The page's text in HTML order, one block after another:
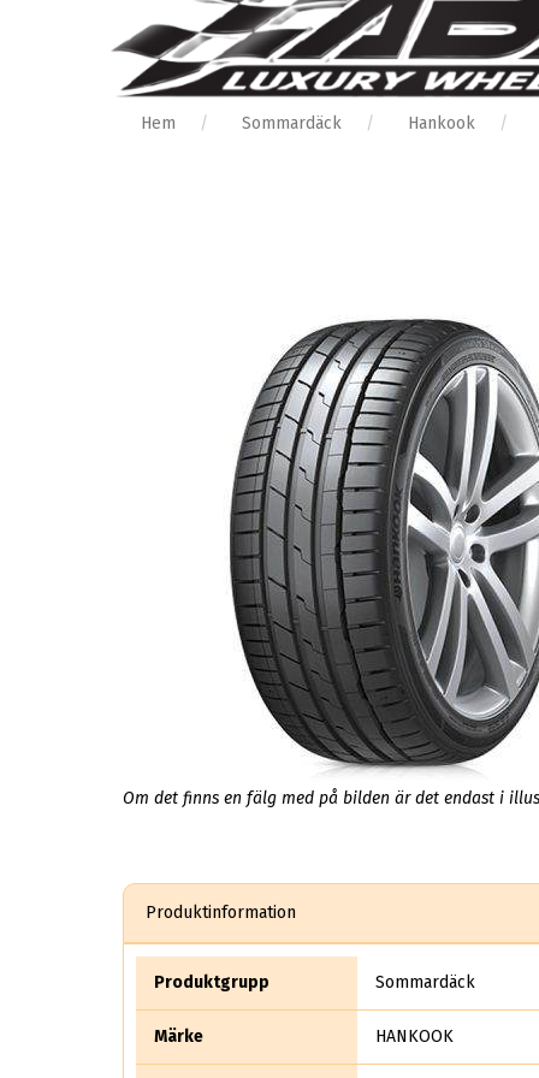
Hem Sommardäck Hankook
Om det finns en fälg med på bilden är det endast i
Produktinformation
Produktgrupp Sommardäck
Märke HANKOOK